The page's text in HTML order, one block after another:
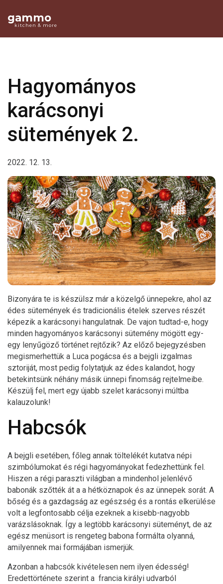
gammo
kitchen & more
Hagyományos
karácsonyi
sütemények 2.
2022. 12. 13.
Bizonyára te is készülsz már a közelgő ünnepekre, ahol az
édes sütemények és tradicionális ételek szerves részét
képezik a karácsonyi hangulatnak. De vajon tudtad-e, hogy
minden hagyományos karácsonyi sütemény mögött egy-
egy lenyűgöző történet rejtőzik? Az előző bejegyzésben
megismerhettük a Luca pogácsa és a bejgli izgalmas
sztoriját, most pedig folytatjuk az édes kalandot, hogy
betekintsünk néhány másik ünnepi finomság rejtelmeibe.
Készülj fel, mert egy újabb szelet karácsonyi múltba
kalauzolunk!
Habcsók
A bejgli esetében, főleg annak töltelékét kutatva népi
szimbólumokat és régi hagyományokat fedezhettünk fel.
Hiszen a régi paraszti világban a mindenhol jelenlévő
babonák szőtték át a a hétköznapok és az ünnepek sorát. A
bőség és a gazdagság az egészség és a rontás elkerülése
volt a legfontosabb célja ezeknek a kisebb-nagyobb
varázslásoknak. Így a legtöbb karácsonyi süteményt, de az
egész menüsort is rengeteg babona formálta olyanná,
amilyennek mai formájában ismerjük.
Azonban a habcsók kivételesen nem ilyen édesség!
Eredettörténete szerint a francia királyi udvarból